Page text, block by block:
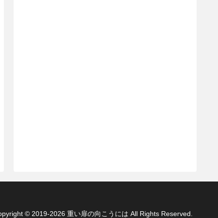
© 2019-2026 重い扉の向こうには All Rights Reserved.